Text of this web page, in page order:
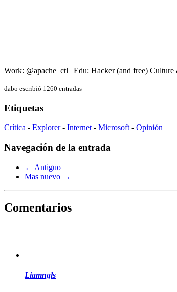
Work: @apache_ctl | Edu: Hacker (and free)
dabo escribió 1260 entradas
Etiquetas
Crítica - Explorer- Internet- Microsoft- Opinión
Navegación de la entrada
← Antiguo
Mas nuevo →
Comentarios
Liamngls